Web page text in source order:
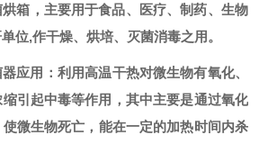
，主要用于食品、医疗、制药、生物
干燥、烘培、灭菌消毒之用。
应用：利用高温干热对微生物有氧化、
缩引起中毒等作用，其中主要是通过氧化
使微生物死亡，能在一定的加热时间内杀